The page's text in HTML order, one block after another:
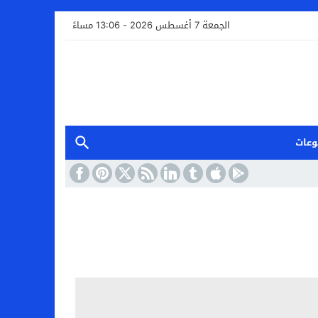
الجمعة 7 أغسطس 2026 - 13:06 مساءً